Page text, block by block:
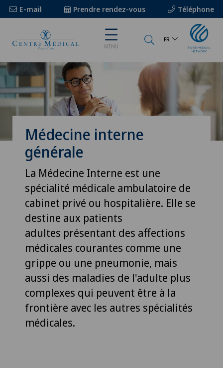
E-mail Prendre rendez-vous Téléphone
MENU
FR
Médecine interne
générale
La Médecine Interne est une
spécialité médicale ambulatoire de
cabinet privé ou hospitalière. Elle se
destine aux patients
adultes présentant des affections
médicales courantes comme une
grippe ou une pneumonie, mais
aussi des maladies de l'adulte plus
complexes qui peuvent être à la
frontière avec les autres spécialités
médicales.